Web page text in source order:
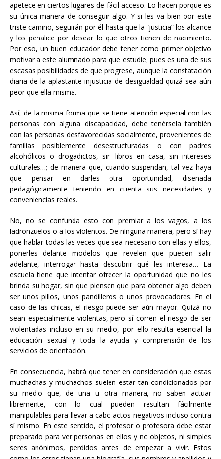
apetece en ciertos lugares de fácil acceso. Lo hacen porque es
su única manera de conseguir algo. Y si les va bien por este
triste camino, seguirán por él hasta que la “justicia” los alcance
y los penalice por desear lo que otros tienen de nacimiento.
Por eso, un buen educador debe tener como primer objetivo
motivar a este alumnado para que estudie, pues es una de sus
escasas posibilidades de que progrese, aunque la constatación
diaria de la aplastante injusticia de desigualdad quizá sea aún
peor que ella misma.
Así, de la misma forma que se tiene atención especial con las
personas con alguna discapacidad, debe tenérsela también
con las personas desfavorecidas socialmente, provenientes de
familias posiblemente desestructuradas o con padres
alcohólicos o drogadictos, sin libros en casa, sin intereses
culturales…; de manera que, cuando suspendan, tal vez haya
que pensar en darles otra oportunidad, diseñada
pedagógicamente teniendo en cuenta sus necesidades y
conveniencias reales.
No, no se confunda esto con premiar a los vagos, a los
ladronzuelos o a los violentos. De ninguna manera, pero sí hay
que hablar todas las veces que sea necesario con ellas y ellos,
ponerles delante modelos que revelen que pueden salir
adelante, interrogar hasta descubrir qué les interesa… La
escuela tiene que intentar ofrecer la oportunidad que no les
brinda su hogar, sin que piensen que para obtener algo deben
ser unos pillos, unos pandilleros o unos provocadores. En el
caso de las chicas, el riesgo puede ser aún mayor. Quizá no
sean especialmente violentas, pero sí corren el riesgo de ser
violentadas incluso en su medio, por ello resulta esencial la
educación sexual y toda la ayuda y comprensión de los
servicios de orientación.
En consecuencia, habrá que tener en consideración que estas
muchachas y muchachos suelen estar tan condicionados por
su medio que, de una u otra manera, no saben actuar
libremente, con lo cual pueden resultan fácilmente
manipulables para llevar a cabo actos negativos incluso contra
sí mismo. En este sentido, el profesor o profesora debe estar
preparado para ver personas en ellos y no objetos, ni simples
seres anónimos, perdidos antes de empezar a vivir. Estos